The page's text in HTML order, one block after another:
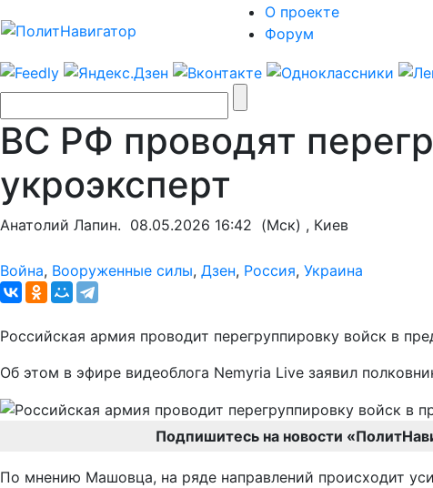
О проекте
Форум
ВС РФ проводят
укроэксперт
Анатолий Лапин. 08.05.2026 16:42 (Мск) , Киев
Война, Вооруженные силы, Дзен, Россия, Украина
Российская армия проводит перегруппировку войск в
Об этом в эфире видеоблога Nemyria Live заявил
Подпишитесь на новости
По мнению Машовца, на ряде направлений происходит